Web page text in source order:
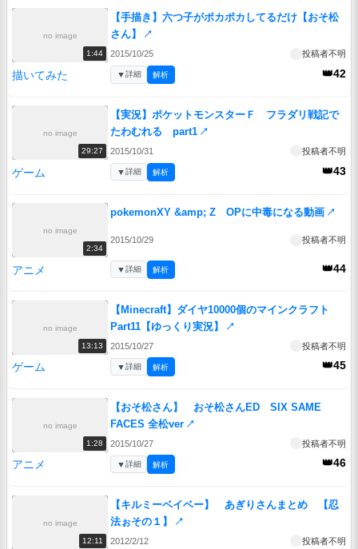
no image
1:44
【手描き】六つ子がポカポカしてるだけ【おそ松
さん】
↗
2015/10/25 投稿者不明
描いてみた 👑42
▼詳細 解析
no image
29:27
【実況】ポケットモンスターＦ フラダリ戦記で
たわむれる part1 ↗
2015/10/31 投稿者不明
ゲーム 👑43
▼詳細 解析
no image
2:34
pokemonXY &amp; Z OPに中毒になる動画 ↗
2015/10/29 投稿者不明
アニメ 👑44
▼詳細 解析
no image
13:13
【Minecraft】ダイヤ10000個のマインクラフト
Part11【ゆっくり実況】
↗
2015/10/27 投稿者不明
ゲーム 👑45
▼詳細 解析
no image
1:28
【おそ松さん】 おそ松さんED SIX SAME
FACES 全松ver ↗
2015/10/27 投稿者不明
アニメ 👑46
▼詳細 解析
no image
12:11
【キルミーベイベー】 あぎりさんまとめ 【忍
法ぉその１】
↗
2012/2/12 投稿者不明